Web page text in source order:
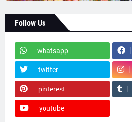
Follow Us
whatsapp
twitter
pinterest
youtube